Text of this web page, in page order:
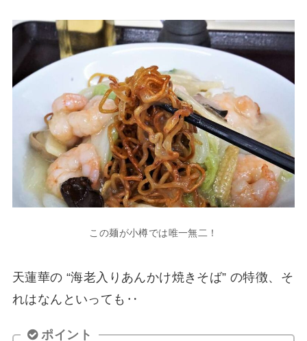
この麺が小樽では唯一無二！
天蓮華の “海老入りあんかけ焼きそば” の特徴、そ
れはなんといっても‥
ポイント